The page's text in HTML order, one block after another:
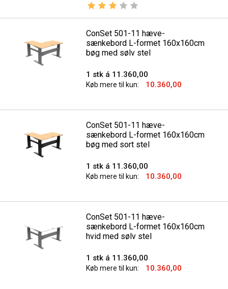
Vurdering:
ConSet 501-11 hæve-
sænkebord L-formet 160x160cm
bøg med sølv stel
1 stk á 11.360,00
Køb mere til kun: 10.360,00
ConSet 501-11 hæve-
sænkebord L-formet 160x160cm
bøg med sort stel
1 stk á 11.360,00
Køb mere til kun: 10.360,00
ConSet 501-11 hæve-
sænkebord L-formet 160x160cm
hvid med sølv stel
1 stk á 11.360,00
Køb mere til kun: 10.360,00